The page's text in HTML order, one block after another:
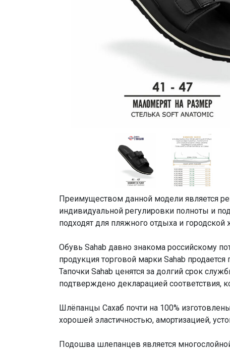
Преимуществом данной модели является
индивидуальной регулировки полноты и
подходят для пляжного отдыха и
Обувь Sahab давно знакома российскому
продукция торговой марки Sahab
Тапочки Sahab ценятся за долгий срок
подтверждено декларацией соответствия,
Шлёпанцы Сахаб почти на 100%
хорошей эластичностью, амортизацией,
Подошва шлепанцев является